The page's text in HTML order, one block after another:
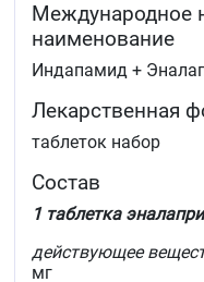
Международное
наименование
Индапамид +
Лекарственная
таблеток набор
Состав
1 таблетка
действующее
мг